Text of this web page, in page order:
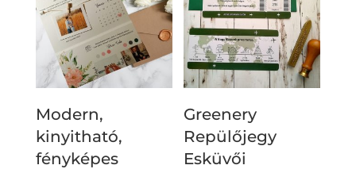
Modern,
kinyitható,
fényképes
Greenery
Repülőjegy
Esküvői